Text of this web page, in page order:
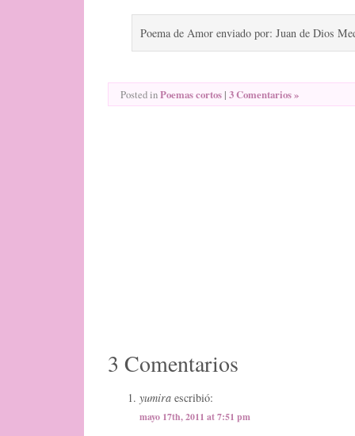
Poema de Amor enviado por: Juan de Dios
Posted inPoemas cortos | 3 Comentarios »
3 Comentarios
yumira escribió:
mayo 17th, 2011 at 7:51 pm